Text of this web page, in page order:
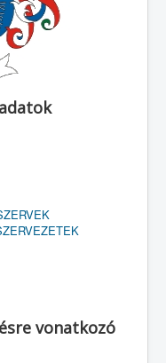
vonatkozó